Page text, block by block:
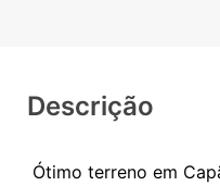
Descrição
Ótimo terreno em